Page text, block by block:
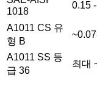
1018
0.15
A1011 CS 유
형 B
A1011 SS 등
급 36
최대